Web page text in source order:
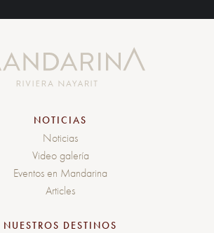
NOTICIAS
Noticias
Video galería
Eventos en Mandarina
Articles
NUESTROS DESTINOS